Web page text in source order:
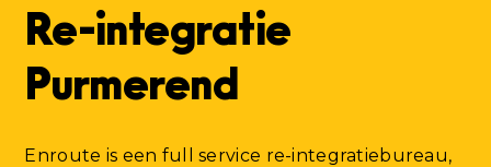
Re-integratie
Purmerend
Enroute is een full service re-integratiebureau,